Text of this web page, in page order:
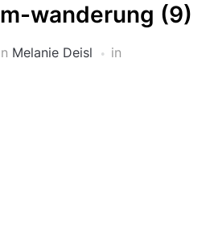
wanderung (9)
Melanie Deisl in